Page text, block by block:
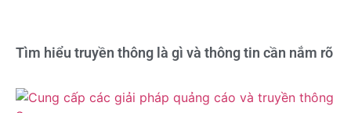
Tìm hiểu truyền thông là gì và thông tin cần nắm rõ